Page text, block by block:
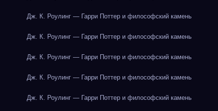
Дж. К. Роулинг — Гарри Поттер и философский камень
Дж. К. Роулинг — Гарри Поттер и философский камень
Дж. К. Роулинг — Гарри Поттер и философский камень
Дж. К. Роулинг — Гарри Поттер и философский камень
Дж. К. Роулинг — Гарри Поттер и философский камень